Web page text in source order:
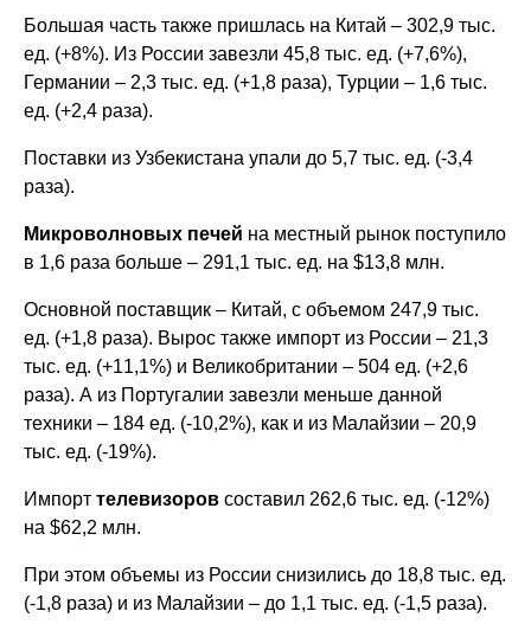
Большая часть также пришлась на Китай – 302,9 тыс.
ед. (+8%). Из России завезли 45,8 тыс. ед. (+7,6%),
Германии – 2,3 тыс. ед. (+1,8 раза), Турции – 1,6 тыс.
ед. (+2,4 раза).
Поставки из Узбекистана упали до 5,7 тыс. ед. (-3,4
раза).
Микроволновых печей на местный рынок поступило
в 1,6 раза больше – 291,1 тыс. ед. на $13,8 млн.
Основной поставщик – Китай, с объемом 247,9 тыс.
ед. (+1,8 раза). Вырос также импорт из России – 21,3
тыс. ед. (+11,1%) и Великобритании – 504 ед. (+2,6
раза). А из Португалии завезли меньше данной
техники – 184 ед. (-10,2%), как и из Малайзии – 20,9
тыс. ед. (-19%).
Импорттелевизоров составил 262,6 тыс. ед. (-12%)
на $62,2 млн.
При этом объемы из России снизились до 18,8 тыс. ед.
(-1,8 раза) и из Малайзии – до 1,1 тыс. ед. (-1,5 раза).